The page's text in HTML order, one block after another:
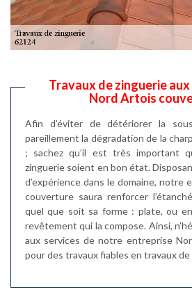
Travaux de zinguerie
Nord Artois
Afin d’éviter de détériorer la
pareillement la dégradation de la
; sachez qu’il est très important
zinguerie soient en bon état.
d’expérience dans le domaine, notre
couverture saura renforcer
quel que soit sa forme : plate, ou
revêtement qui la compose. Ainsi,
aux services de notre entreprise
pour des travaux fiables en travaux de